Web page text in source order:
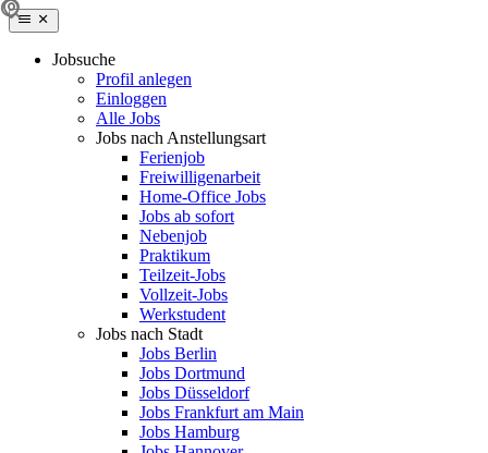
Jobsuche
Profil anlegen
Einloggen
Alle Jobs
Jobs nach Anstellungsart
Ferienjob
Freiwilligenarbeit
Home-Office Jobs
Jobs ab sofort
Nebenjob
Praktikum
Teilzeit-Jobs
Vollzeit-Jobs
Werkstudent
Jobs nach Stadt
Jobs Berlin
Jobs Dortmund
Jobs Düsseldorf
Jobs Frankfurt am Main
Jobs Hamburg